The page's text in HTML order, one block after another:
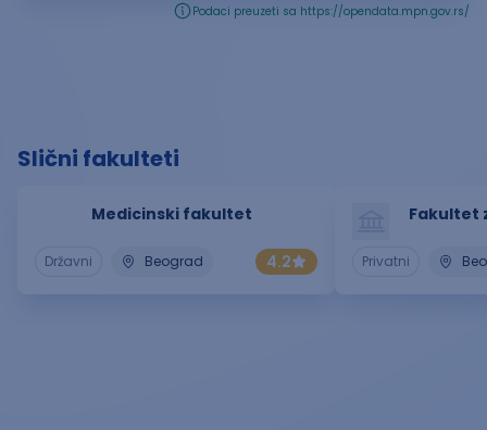
Podaci preuzeti sa https://opendata.mpn.gov.rs/
Slični fakulteti
Medicinski fakultet
Državni Beograd 4.2
Fakultet
Privatni